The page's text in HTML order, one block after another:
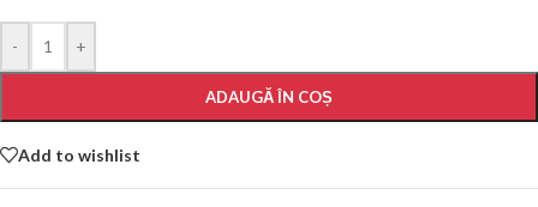
- +
ADAUGĂ ÎN COȘ
Add to wishlist